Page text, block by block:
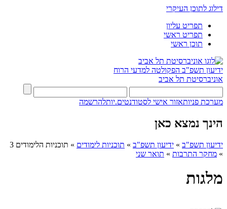
דילוג לתוכן העיקרי
תפריט עליון
תפריט ראשי
תוכן ראשי
ידיעון תשפ"ב הפקולטה למדעי הרוח
אוניברסיטת תל אביב
מערכת פניותאזור אישי לסטודנטים.יותלהרשמה
הינך נמצא כאן
ידיעון תשפ"ב » ידיעון תשפ"ב » תוכניות לימודים » תוכניות הלימודים 3
» מחקר התרבות » תואר שני
מלגות